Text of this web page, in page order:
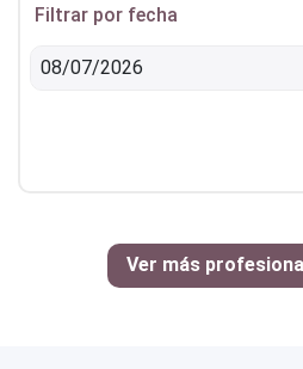
Filtrar por fecha
Ver más